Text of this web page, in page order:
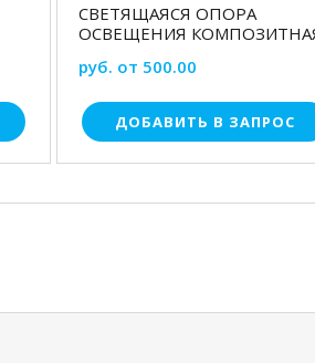
СВЕТЯЩАЯСЯ ОПОРА
ОСВЕЩЕНИЯ
руб. от 500.00
ДОБАВИТЬ В ЗАПРОС